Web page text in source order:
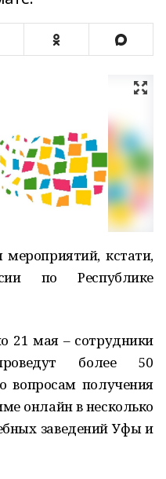
кстати,
по Республике
21 мая – сотрудники
более 50
вопросам получения
онлайн в несколько
заведений Уфы и